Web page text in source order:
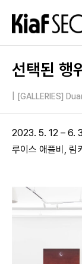
선택된 행
[GALLERIES]
2023. 5. 12 – 6. 3
루이스 애플비, 림